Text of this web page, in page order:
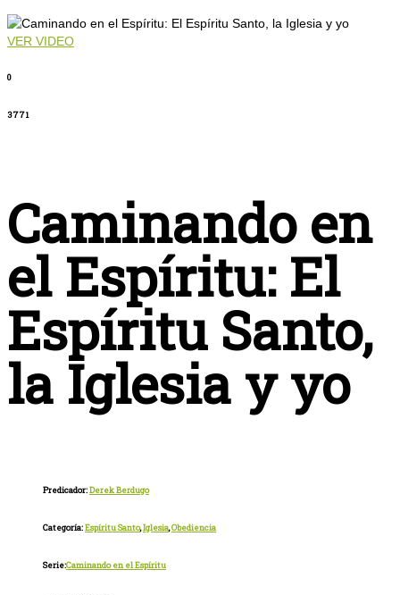
VER VIDEO
0
3771
Caminando en
el Espíritu: El
Espíritu Santo,
la Iglesia y yo
Predicador:Derek Berdugo
Categoría:Espíritu Santo,Iglesia,Obediencia
Serie:Caminando en el Espíritu